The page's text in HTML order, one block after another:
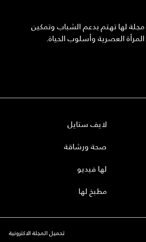
مجلة لها تهتم بدعم الشباب وتمكين
المرأة العصرية وأسلوب الحياة.
لايف ستايل
صحة ورشاقة
لها فيديو
مطبخ لها
تحميل المجلة الاكترونية